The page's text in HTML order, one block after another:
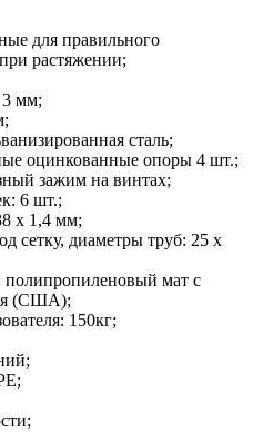
для правильного
растяжении;
мм;
сталь;
оцинкованные опоры 4 шт.;
зажим на винтах;
6 шт.;
х 1,4 мм;
сетку, диаметры труб: 25 х
мат с
(США);
150кг;